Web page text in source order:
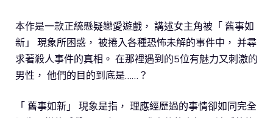
本作是一款正統懸疑戀愛遊戲， 講述女主角被「 舊事如
新」 現象所困惑， 被捲入各種恐怖未解的事件中， 并尋
求著殺人事件的真相。 在那裡遇到的5位有魅力又刺激的
男性， 他們的目的到底是……？
「 舊事如新」 現象是指， 理應經歷過的事情卻如同完全